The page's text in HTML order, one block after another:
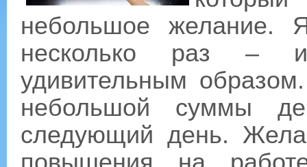
небольшое желание.
несколько раз –
удивительным
небольшой суммы
следующий день.